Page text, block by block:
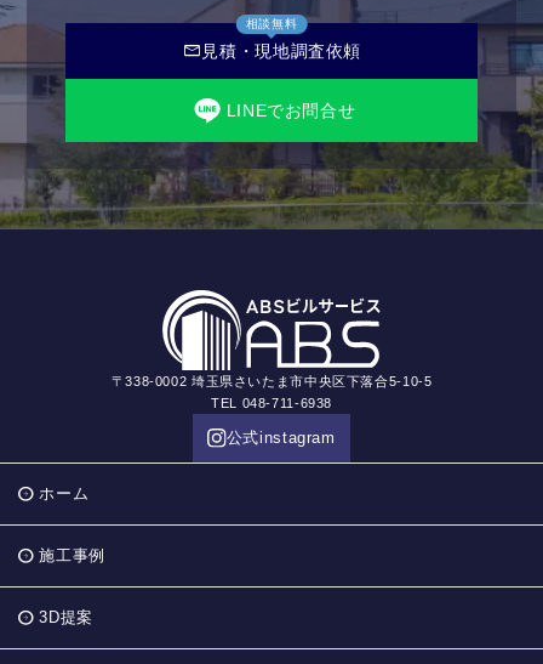
相談無料
mail 見積・現地調査依頼
LINEでお問合せ
〒338-0002 埼玉県さいたま市中央区下落合5-10-5
TEL 048-711-6938
公式instagram
ホーム
施工事例
3D提案